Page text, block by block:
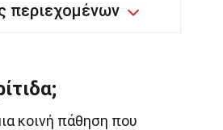
περιεχομένων
κοινή πάθηση που